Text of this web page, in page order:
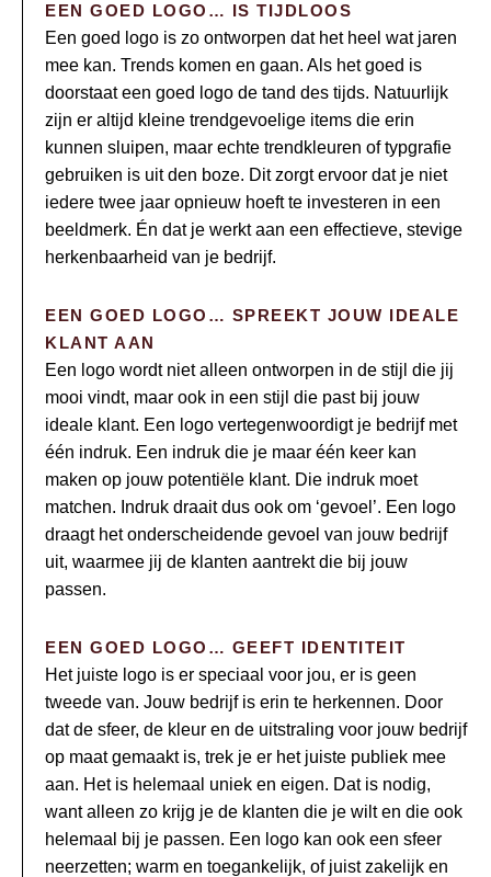
EEN GOED LOGO… IS TIJDLOOS
Een goed logo is zo ontworpen dat het heel wat jaren
mee kan. Trends komen en gaan. Als het goed is
doorstaat een goed logo de tand des tijds. Natuurlijk
zijn er altijd kleine trendgevoelige items die erin
kunnen sluipen, maar echte trendkleuren of typgrafie
gebruiken is uit den boze. Dit zorgt ervoor dat je niet
iedere twee jaar opnieuw hoeft te investeren in een
beeldmerk. Én dat je werkt aan een effectieve, stevige
herkenbaarheid van je bedrijf.
EEN GOED LOGO… SPREEKT JOUW IDEALE
KLANT AAN
Een logo wordt niet alleen ontworpen in de stijl die jij
mooi vindt, maar ook in een stijl die past bij jouw
ideale klant. Een logo vertegenwoordigt je bedrijf met
één indruk. Een indruk die je maar één keer kan
maken op jouw potentiële klant. Die indruk moet
matchen. Indruk draait dus ook om ‘gevoel’. Een logo
draagt het onderscheidende gevoel van jouw bedrijf
uit, waarmee jij de klanten aantrekt die bij jouw
passen.
EEN GOED LOGO… GEEFT IDENTITEIT
Het juiste logo is er speciaal voor jou, er is geen
tweede van. Jouw bedrijf is erin te herkennen. Door
dat de sfeer, de kleur en de uitstraling voor jouw bedrijf
op maat gemaakt is, trek je er het juiste publiek mee
aan. Het is helemaal uniek en eigen. Dat is nodig,
want alleen zo krijg je de klanten die je wilt en die ook
helemaal bij je passen. Een logo kan ook een sfeer
neerzetten; warm en toegankelijk, of juist zakelijk en